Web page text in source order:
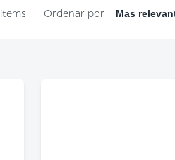
items Ordenar por